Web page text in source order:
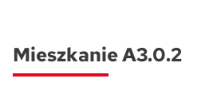
Mieszkanie A3.0.2